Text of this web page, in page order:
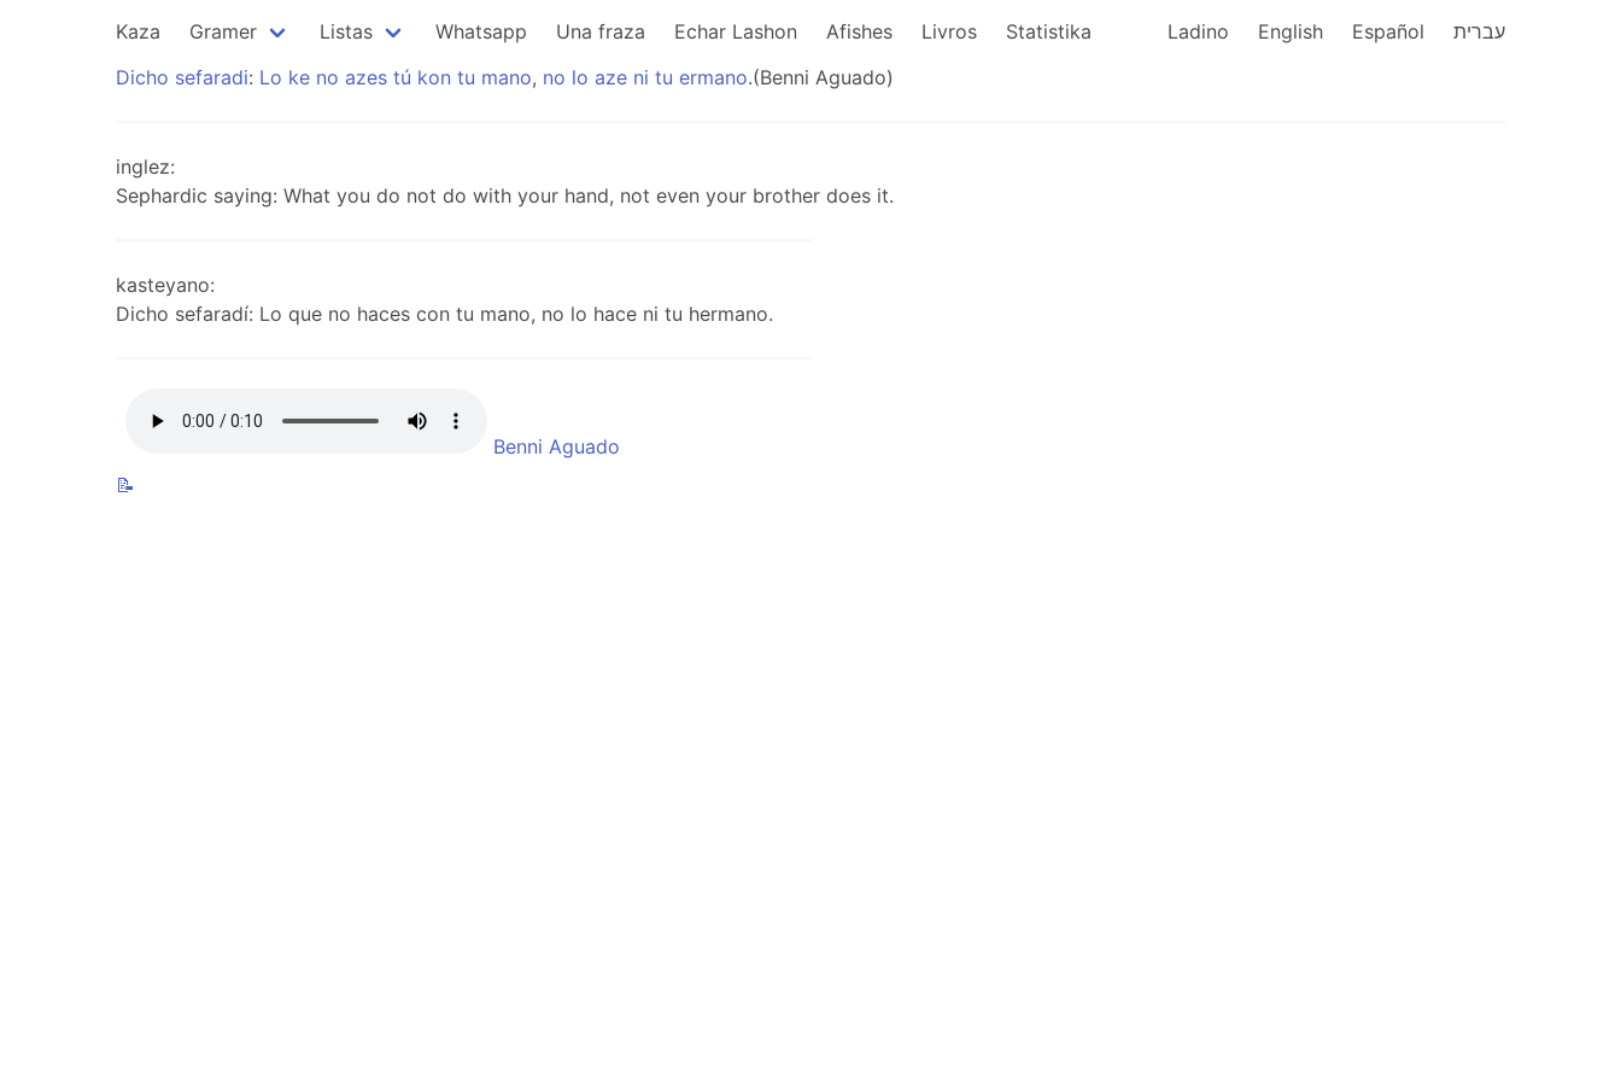
Kaza Gramer Listas Whatsapp Una fraza Echar Lashon Afishes Livros Statistika Ladino English Español
עברית
Dicho sefaradi: Lo ke no azes tú kon tu mano, no lo aze ni tu ermano.(Benni Aguado)
inglez:
Sephardic saying: What you do not do with your hand, not even your brother does it.
kasteyano:
Dicho sefaradí: Lo que no haces con tu mano, no lo hace ni tu hermano.
Benni Aguado
📝